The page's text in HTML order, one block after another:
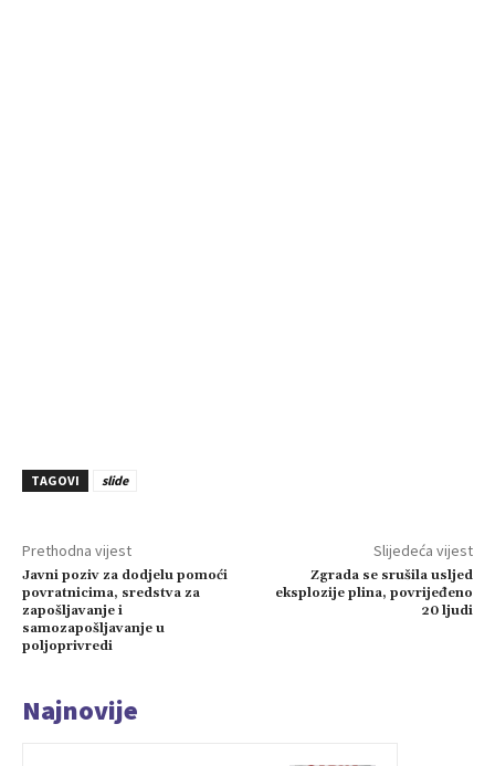
TAGOVI slide
Prethodna vijest
Javni poziv za dodjelu pomoći
povratnicima, sredstva za
zapošljavanje i
samozapošljavanje u
poljoprivredi
Slijedeća vijest
Zgrada se srušila usljed
eksplozije plina, povrijeđeno
20 ljudi
Najnovije